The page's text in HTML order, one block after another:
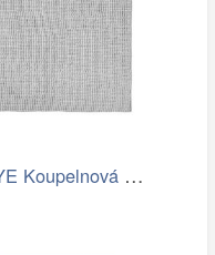
POPEYE Koupelnová předložka 80 x 60 cm …